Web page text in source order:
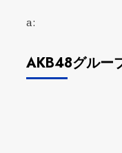
a:
AKB48グル